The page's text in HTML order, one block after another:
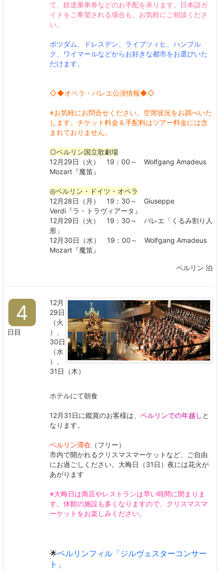
て、鉄道乗車券などのお手配を承ります。日本語ガ
イドをご希望される場合も、お気軽にご相談くださ
い。
ポツダム、ドレスデン、ライプツィヒ、ハンブル
ク、ワイマールなどからお好きな都市をお選びいた
だけます。
◇◆オペラ・バレエ公演情報◆◇
※お気軽にお問合せください。空席状況をお調べいた
します。 チケット料金＆手配料はツアー料金には含
まれておりません。
◎ベルリン国立歌劇場
12月29日（火） 19：00～ Wolfgang Amadeus
Mozart『魔笛』
◎ベルリン・ドイツ・オペラ
12月28日（月） 19：30～ Giuseppe
Verdi『ラ・トラヴィアータ』
12月29日（火） 19：30～ バレエ「くるみ割り人
形」
12月30日（水） 19：00～ Wolfgang Amadeus
Mozart『魔笛』
ベルリン 泊
4
日目
12月
29日
（火
）、
30日
（水
）、
31日（木）
ホテルにて朝食
12月31日に鑑賞のお客様は、 ベルリンでの年越し と
なります。
ベルリン滞在 （フリー）
市内で開かれるクリスマスマーケットなど、ご自由
にお過ごしください。大晦日（31日）夜には花火が
あがります
※大晦日は商店やレストランは早い時間に閉まりま
す。休館の施設も多くなりますので、クリスマスマ
ーケットをお楽しみください。
🌟ベルリンフィル「ジルヴェスターコンサー
ト」